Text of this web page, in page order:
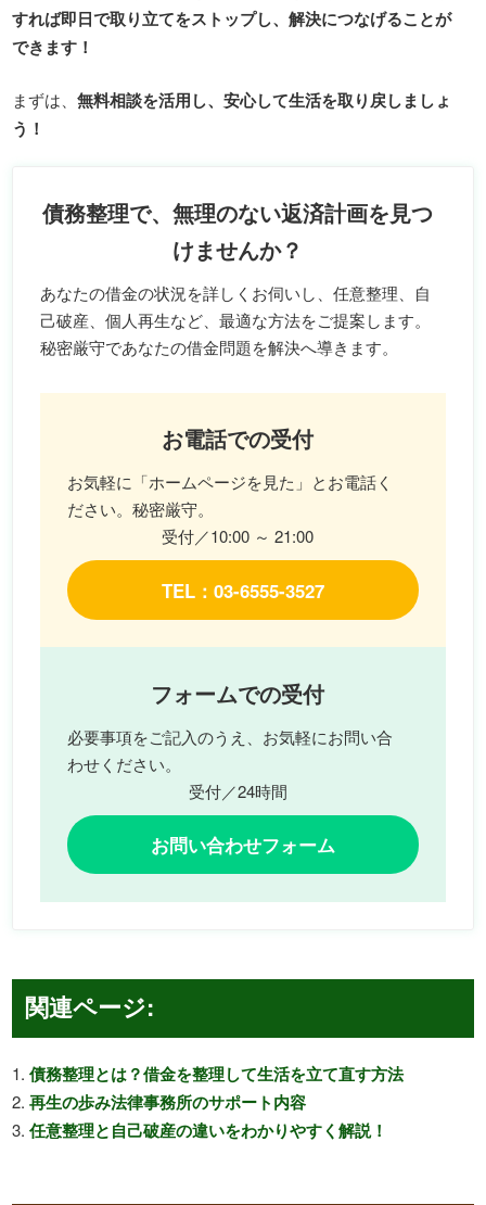
すれば即日で取り立てをストップし、解決につなげることが
できます！
まずは、無料相談を活用し、安心して生活を取り戻しましょ
う！
債務整理で、無理のない返済計画を見つ
けませんか？
あなたの借金の状況を詳しくお伺いし、任意整理、自
己破産、個人再生など、最適な方法をご提案します。
秘密厳守であなたの借金問題を解決へ導きます。
お電話での受付
お気軽に「ホームページを見た」とお電話く
ださい。秘密厳守。
受付／10:00 ～ 21:00
TEL：03-6555-3527
フォームでの受付
必要事項をご記入のうえ、お気軽にお問い合
わせください。
受付／24時間
お問い合わせフォーム
関連ページ:
債務整理とは？借金を整理して生活を立て直す方法
再生の歩み法律事務所のサポート内容
任意整理と自己破産の違いをわかりやすく解説！